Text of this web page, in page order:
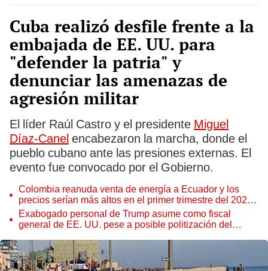
Cuba realizó desfile frente a la
embajada de EE. UU. para
"defender la patria" y
denunciar las amenazas de
agresión militar
El líder Raúl Castro y el presidente Miguel
Díaz-Canel encabezaron la marcha, donde el
pueblo cubano ante las presiones externas. El
evento fue convocado por el Gobierno.
Colombia reanuda venta de energía a Ecuador y los
precios serían más altos en el primer trimestre del 2027,
según Cenace
Exabogado personal de Trump asume como fiscal
general de EE. UU. pese a posible politización del